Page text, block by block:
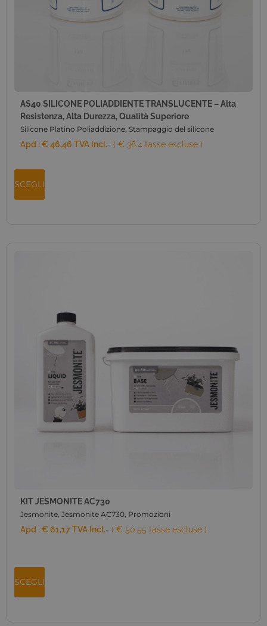
AS40 SILICONE POLIADDIENTE TRANSLUCENTE – Alta
Resistenza, Alta Durezza, Qualità Superiore
Silicone Platino Poliaddizione, Stampaggio del silicone
Apd :€46,46 TVA Incl.- ( € 38.4 tasse escluse )
SCEGLI
KIT JESMONITE AC730
Jesmonite, Jesmonite AC730, Promozioni
Apd :€61,17TVA Incl.- ( € 50.55 tasse escluse )
SCEGLI